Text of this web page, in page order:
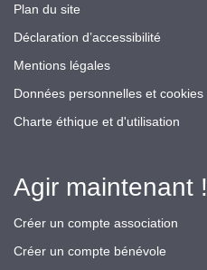
Plan du site
Déclaration d’accessibilité
Mentions légales
Données personnelles et cookies
Charte éthique et d'utilisation
Agir maintenant !
Créer un compte association
Créer un compte bénévole